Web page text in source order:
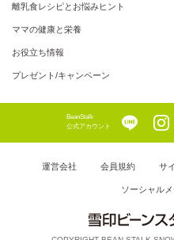
離乳食レシピとお悩みヒント
ママの健康と栄養
お役立ち情報
プレゼント/キャンペーン
BeanStalk
公式アカウント
運営会社 会員規約 サ
ソーシャル